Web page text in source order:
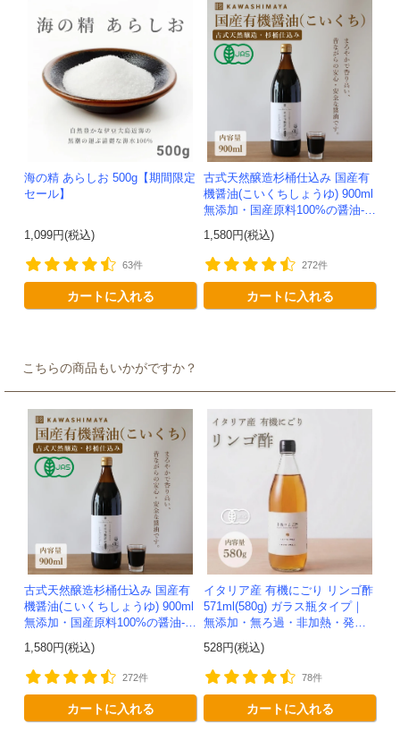
海の精 あらしお 500g【期間限定
セール】
1,099円(税込)
63件
カートに入れる
古式天然醸造杉桶仕込み 国産有
機醤油(こいくちしょうゆ) 900ml
無添加・国産原料100%の醤油-か
1,580円(税込)
272件
カートに入れる
こちらの商品もいかがですか？
古式天然醸造杉桶仕込み 国産有
機醤油(こいくちしょうゆ) 900ml
無添加・国産原料100%の醤油-か
1,580円(税込)
272件
カートに入れる
イタリア産 有機にごり リンゴ酢
571ml(580g) ガラス瓶タイプ｜
無添加・無ろ過・非加熱・発酵
ビネガー -かわしま屋-
528円(税込)
78件
カートに入れる